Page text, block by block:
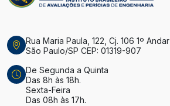
Rua Maria Paula, 122, Cj. 106 1º Andar
São Paulo/SP CEP: 01319-907
De Segunda a Quinta
Das 8h às 18h.
Sexta-Feira
Das 08h às 17h.